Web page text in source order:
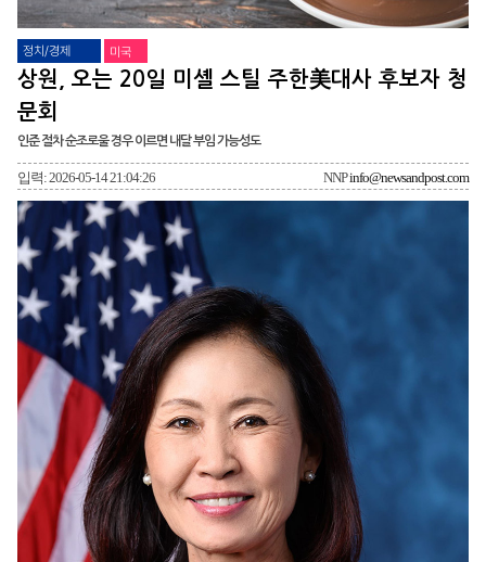
정치/경제 미국
상원, 오는 20일 미셸 스틸 주한美대사 후보자 청
문회
인준 절차 순조로울 경우 이르면 내달 부임 가능성도
입력: 2026-05-14 21:04:26 NNPinfo@newsandpost.com